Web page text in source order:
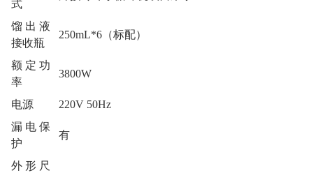
式
馏出液
接收瓶
250mL*6（标配）
额定功
率
3800W
电源
220V 50Hz
漏电保
护
有
外形尺